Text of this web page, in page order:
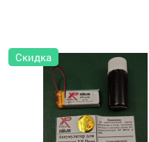
Скидка